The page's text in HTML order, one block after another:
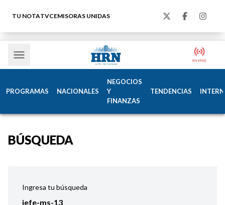
TU NOTATVCEMISORAS UNIDAS
PROGRAMAS NACIONALES
NEGOCIOS
Y
FINANZAS
TENDENCIAS
BÚSQUEDA
Ingresa tu búsqueda